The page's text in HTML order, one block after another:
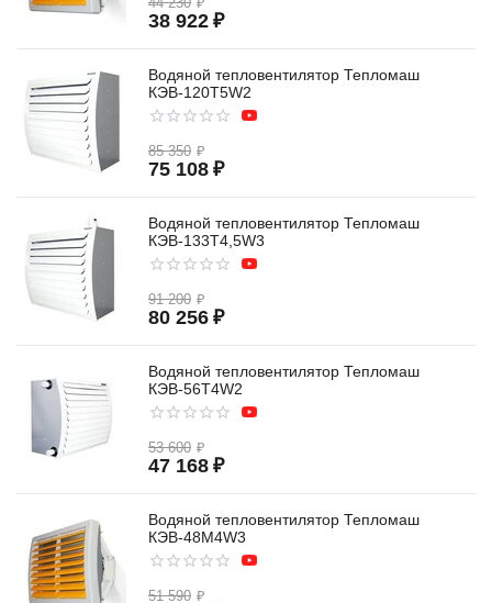
38 922 ₽
Водяной тепловентилятор Тепломаш
КЭВ-120T5W2
85 350 ₽
75 108 ₽
Водяной тепловентилятор Тепломаш
КЭВ-133T4,5W3
91 200 ₽
80 256 ₽
Водяной тепловентилятор Тепломаш
КЭВ-56T4W2
53 600 ₽
47 168 ₽
Водяной тепловентилятор Тепломаш
КЭВ-48M4W3
51 590 ₽